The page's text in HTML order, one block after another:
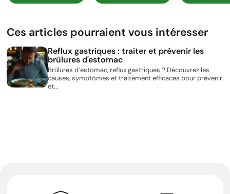
Ces articles pourraient vous intéresser
Reflux gastriques : traiter et prévenir les
brûlures d'estomac
Brûlures d’estomac, reflux gastriques ? Découvrez les
causes, symptômes et traitement efficaces pour prévenir
et...